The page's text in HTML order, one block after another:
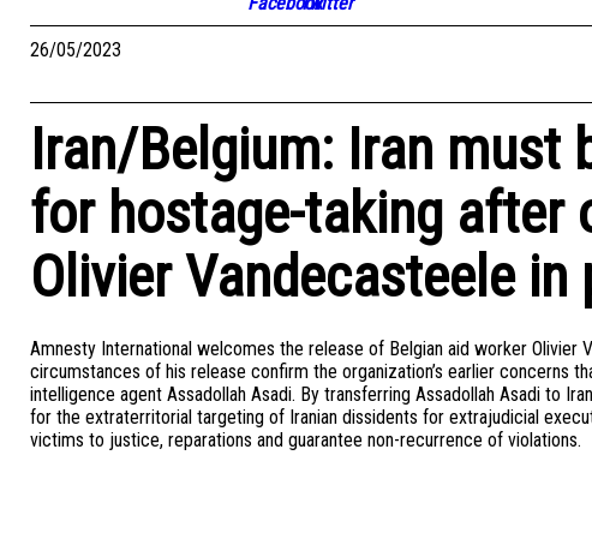
26/05/2023
Iran/Belgium: Iran must
for hostage-taking after
Olivier Vandecasteele
Amnesty International welcomes the release of Belgian aid worker Olivier
circumstances of his release confirm the organization’s earlier concerns
intelligence agent Assadollah Asadi. By transferring Assadollah Asadi to
for the extraterritorial targeting of Iranian dissidents for extrajudicial
victims to justice, reparations and guarantee non-recurrence of violations.